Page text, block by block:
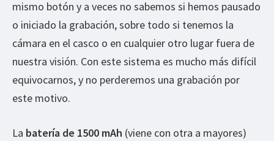
mismo botón y a veces no sabemos si hemos pausado
o iniciado la grabación, sobre todo si tenemos la
cámara en el casco o en cualquier otro lugar fuera de
nuestra visión. Con este sistema es mucho más difícil
equivocarnos, y no perderemos una grabación por
este motivo.
La batería de 1500 mAh (viene con otra a mayores)